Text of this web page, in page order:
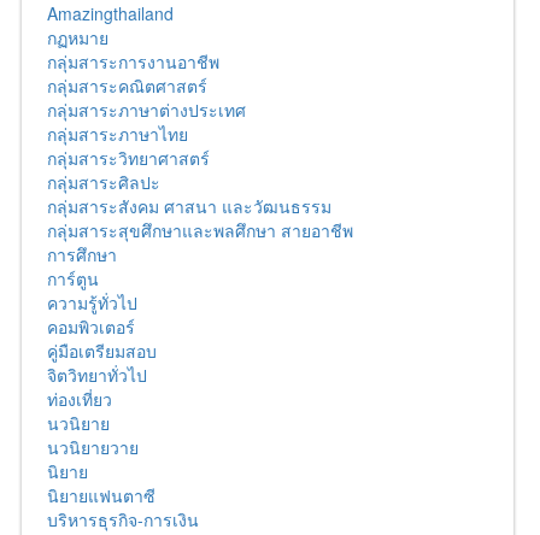
Amazingthailand
กฏหมาย
กลุ่มสาระการงานอาชีพ
กลุ่มสาระคณิตศาสตร์
กลุ่มสาระภาษาต่างประเทศ
กลุ่มสาระภาษาไทย
กลุ่มสาระวิทยาศาสตร์
กลุ่มสาระศิลปะ
กลุ่มสาระสังคม ศาสนา และวัฒนธรรม
กลุ่มสาระสุขศึกษาและพลศึกษา สายอาชีพ
การศึกษา
การ์ตูน
ความรู้ทั่วไป
คอมพิวเตอร์
คู่มือเตรียมสอบ
จิตวิทยาทั่วไป
ท่องเที่ยว
นวนิยาย
นวนิยายวาย
นิยาย
นิยายแฟนตาซี
บริหารธุรกิจ-การเงิน